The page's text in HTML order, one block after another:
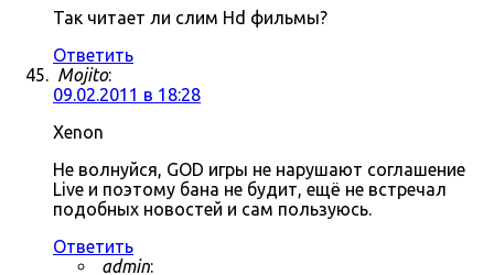
Так читает ли слим Hd фильмы?
Ответить
Mojito:
09.02.2011 в 18:28
Xenon
Не волнуйся, GOD игры не нарушают соглашение
Live и поэтому бана не будит, ещё не встречал
подобных новостей и сам пользуюсь.
Ответить
admin: